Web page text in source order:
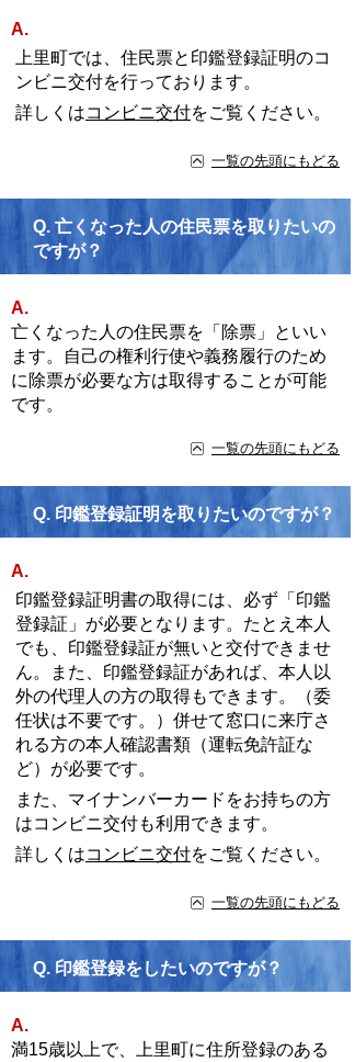
A.
上里町では、住民票と印鑑登録証明のコ
ンビニ交付を行っております。
詳しくはコンビニ交付をご覧ください。
一覧の先頭にもどる
Q. 亡くなった人の住民票を取りたいの
ですが？
A.
亡くなった人の住民票を「除票」といい
ます。自己の権利行使や義務履行のため
に除票が必要な方は取得することが可能
です。
一覧の先頭にもどる
Q. 印鑑登録証明を取りたいのですが？
A.
印鑑登録証明書の取得には、必ず「印鑑
登録証」が必要となります。たとえ本人
でも、印鑑登録証が無いと交付できませ
ん。また、印鑑登録証があれば、本人以
外の代理人の方の取得もできます。（委
任状は不要です。）併せて窓口に来庁さ
れる方の本人確認書類（運転免許証な
ど）が必要です。
また、マイナンバーカードをお持ちの方
はコンビニ交付も利用できます。
詳しくはコンビニ交付をご覧ください。
一覧の先頭にもどる
Q. 印鑑登録をしたいのですが？
A.
満15歳以上で、上里町に住所登録のある